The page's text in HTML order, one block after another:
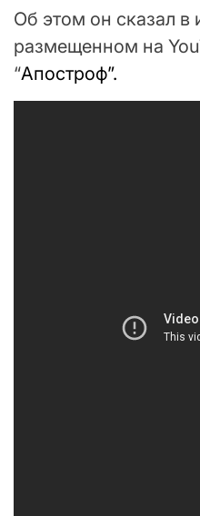
Об этом он сказал в
размещенном на
“Апостроф”.